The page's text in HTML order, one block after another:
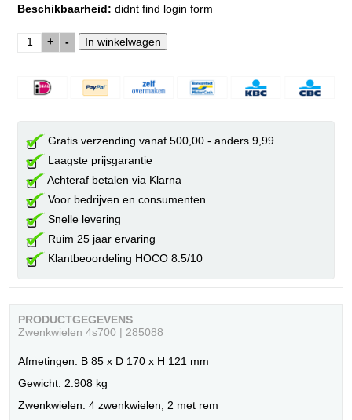
Beschikbaarheid: didnt find login form
+ -
Gratis verzending vanaf 500,00 - anders 9,99
Laagste prijsgarantie
Achteraf betalen via Klarna
Voor bedrijven en consumenten
Snelle levering
Ruim 25 jaar ervaring
Klantbeoordeling HOCO 8.5/10
PRODUCTGEGEVENS
Zwenkwielen 4s700 | 285088
Afmetingen: B 85 x D 170 x H 121 mm
Gewicht: 2.908 kg
Zwenkwielen: 4 zwenkwielen, 2 met rem